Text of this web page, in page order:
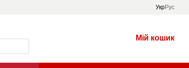
УкрРус
Мій кошик